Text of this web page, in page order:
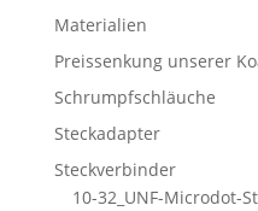
Materialien
Preissenkung unserer
Schrumpfschläuche
Steckadapter
Steckverbinder
10-32_UNF-Microdot-